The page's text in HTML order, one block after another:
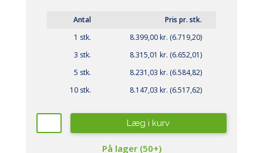
Antal
Pris pr. stk.
1 stk.
8.399,00 kr. (6.719,20)
3 stk.
8.315,01 kr. (6.652,01)
5 stk.
8.231,03 kr. (6.584,82)
10 stk.
8.147,03 kr. (6.517,62)
Læg i kurv
På lager (50+)